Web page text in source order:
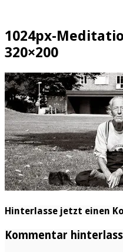
1024px-
320×200
Hinterlasse jetzt einen
Kommentar